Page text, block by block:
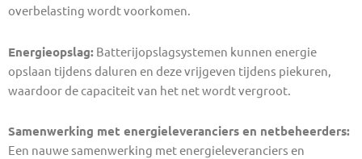
overbelasting wordt voorkomen.
Energieopslag: Batterijopslagsystemen kunnen energie
opslaan tijdens daluren en deze vrijgeven tijdens piekuren,
waardoor de capaciteit van het net wordt vergroot.
Samenwerking met energieleveranciers en netbeheerders:
Een nauwe samenwerking met energieleveranciers en